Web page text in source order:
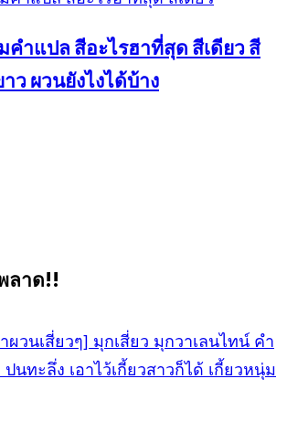
คำแปล สีอะไรฮาที่สุด สีเดียว สี
ว ผวนยังไงได้บ้าง
ลาด!!
ผวนเสี่ยวๆ] มุกเสี่ยว มุกวาเลนไทน์ คำ
นทะลึ่ง เอาไว้เกี้ยวสาวก็ได้ เกี้ยวหนุ่ม